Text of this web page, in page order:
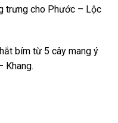
trưng cho Phước – Lộc
bím từ 5 cây mang ý
Khang.